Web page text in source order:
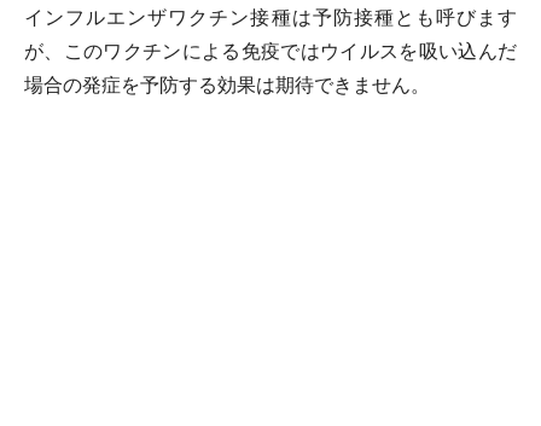
インフルエンザワクチン接種は予防接種とも呼びます
が、このワクチンによる免疫ではウイルスを吸い込んだ
場合の発症を予防する効果は期待できません。